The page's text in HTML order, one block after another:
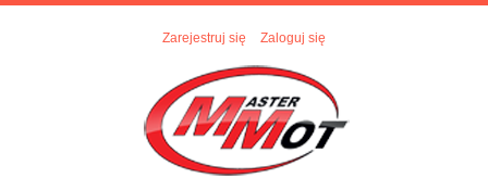
Zarejestruj się Zaloguj się